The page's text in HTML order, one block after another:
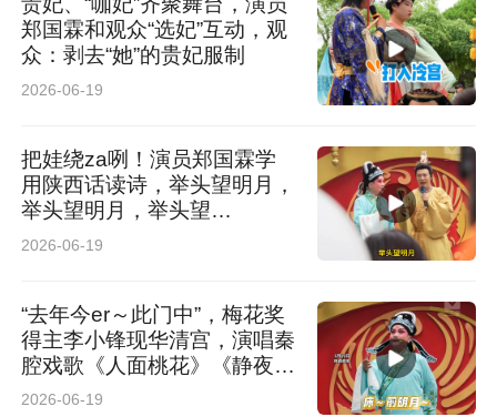
郑国霖和观众“选妃”互动，观
众：剥去“她”的贵妃服制
2026-06-19
把娃绕za咧！演员郑国霖学
用陕西话读诗，举头望明月，
举头望明月，举头望…
2026-06-19
“去年今er～此门中”，梅花奖
得主李小锋现华清宫，演唱秦
腔戏歌《人面桃花》《静夜
思》
2026-06-19